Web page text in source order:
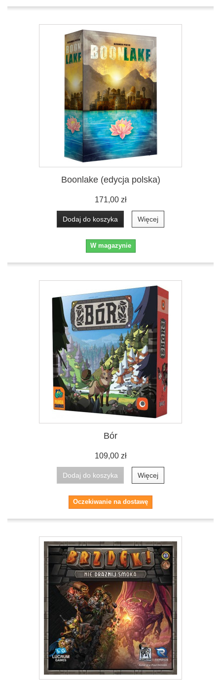
Boonlake (edycja polska)
171,00 zł
Dodaj do koszyka Więcej
W magazynie
Bór
109,00 zł
Dodaj do koszyka Więcej
Oczekiwanie na dostawę